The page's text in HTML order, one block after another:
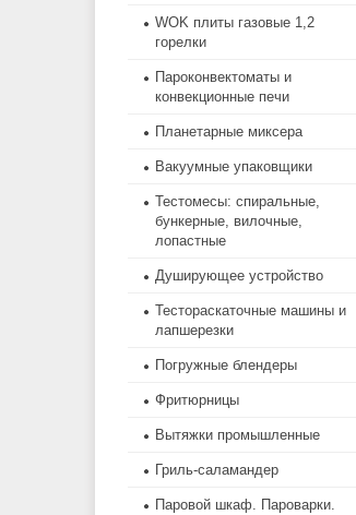
WOK плиты газовые 1,2
горелки
Пароконвектоматы и
конвекционные печи
Планетарные миксера
Вакуумные упаковщики
Тестомесы: спиральные,
бункерные, вилочные,
лопастные
Душирующее устройство
Тестораскаточные машины и
лапшерезки
Погружные блендеры
Фритюрницы
Вытяжки промышленные
Гриль-саламандер
Паровой шкаф. Пароварки.